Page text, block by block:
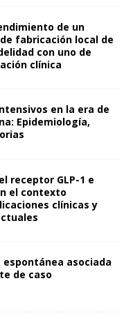
de un
fabricación local de
con uno de
clínica
en la era de
Epidemiología,
receptor GLP-1 e
el contexto
clínicas y
asociada
de caso